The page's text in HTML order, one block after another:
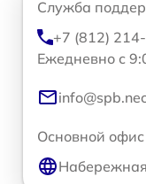
Служба
+7 (812)
Ежедневно с
Основной офис